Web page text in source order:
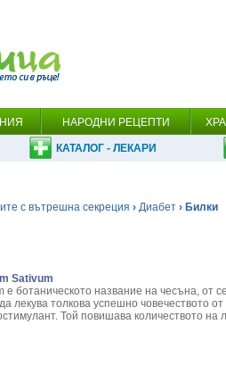
НАРОДНИ РЕЦЕПТИ
КАТАЛОГ - ЛЕКАРИ
с вътрешна секреция › Диабет › Билки
Sativum
е ботаническото название на чесъна, от
лекува толкова успешно човечеството
Той повишава количеството на